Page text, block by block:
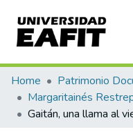
Communities &
All of DSpace
Home Patrimonio